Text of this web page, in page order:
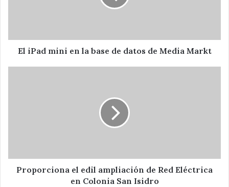
de
MediaEl iPad mini en la base de datos de Media Markt
Colonia
SanProporciona el edil ampliación de Red Eléctrica
en Colonia San Isidro